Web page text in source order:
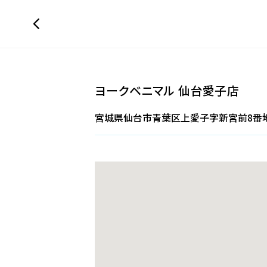
ヨークベニマル 仙台愛子店
宮城県仙台市青葉区上愛子字新宮前8番